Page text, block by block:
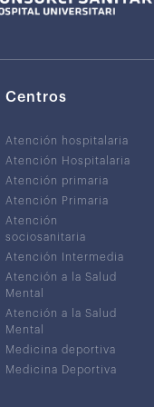
Centros
Atención hospitalaria
Atención Hospitalaria
Atención primaria
Atención Primaria
Atención
sociosanitaria
Atención Intermedia
Atención a la Salud
Mental
Atención a la Salud
Mental
Medicina deportiva
Medicina Deportiva